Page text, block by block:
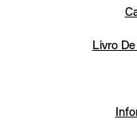
Livro